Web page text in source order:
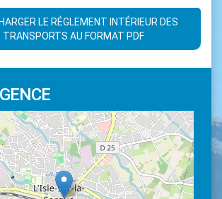
LE RÉGLEMENT INTÉRIEUR DES
TRANSPORTS AU FORMAT PDF